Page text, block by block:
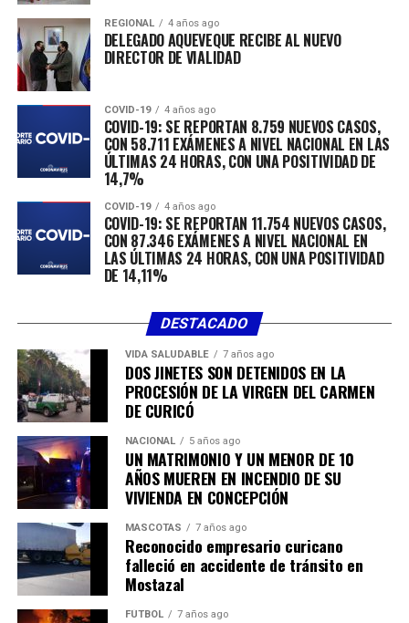
RELATED TOPICS:
REGIONAL 4 años ago
DELEGADO AQUEVEQUE RECIBE AL NUEVO
DIRECTOR DE VIALIDAD
COVID-19 4 años ago
COVID-19: SE REPORTAN 8.759 NUEVOS CASOS,
CON 58.711 EXÁMENES A NIVEL NACIONAL EN LAS
ÚLTIMAS 24 HORAS, CON UNA POSITIVIDAD DE
14,7%
COVID-19 4 años ago
COVID-19: SE REPORTAN 11.754 NUEVOS CASOS,
CON 87.346 EXÁMENES A NIVEL NACIONAL EN
LAS ÚLTIMAS 24 HORAS, CON UNA POSITIVIDAD
DE 14,11%
DESTACADO
VIDA SALUDABLE 7 años ago
DOS JINETES SON DETENIDOS EN LA
PROCESIÓN DE LA VIRGEN DEL CARMEN
DE CURICÓ
NACIONAL 5 años ago
UN MATRIMONIO Y UN MENOR DE 10
AÑOS MUEREN EN INCENDIO DE SU
VIVIENDA EN CONCEPCIÓN
MASCOTAS 7 años ago
Reconocido empresario curicano
falleció en accidente de tránsito en
Mostazal
FÚTBOL 7 años ago